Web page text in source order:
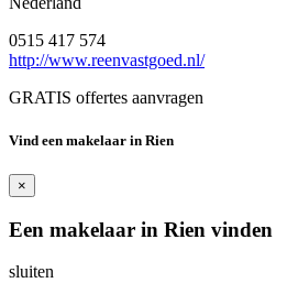
0515 417 574
http://www.reenvastgoed.nl/
GRATIS offertes aanvragen
Vind een makelaar in Rien
×
Een makelaar in Rien vinden
sluiten